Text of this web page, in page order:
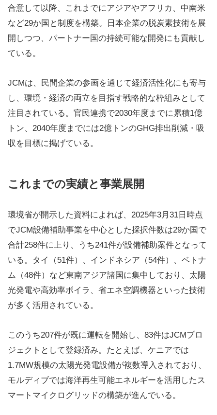
合意して以降、これまでにアジアやアフリカ、中南米
など29か国と制度を構築。日本企業の脱炭素技術を展
開しつつ、パートナー国の持続可能な開発にも貢献し
ている。
JCMは、民間企業の参画を通じて経済活性化にも寄与
し、環境・経済の両立を目指す戦略的な枠組みとして
注目されている。官民連携で2030年度までに累積1億
トン、2040年度までには2億トンのGHG排出削減・吸
収を目標に掲げている。
これまでの実績と事業展開
環境省が開示した資料によれば、2025年3月31日時点
でJCM設備補助事業を中心とした採択件数は29か国で
合計258件に上り、うち241件が設備補助案件となって
いる​。タイ（51件）、インドネシア（54件）、ベトナ
ム（48件）など東南アジア諸国に集中しており、太陽
光発電や高効率ボイラ、省エネ空調機器といった技術
が多く活用されている。
このうち207件が既に運転を開始し、83件はJCMプロ
ジェクトとして登録済み。たとえば、ケニアでは
1.7MW規模の太陽光発電設備が複数導入されており、
モルディブでは海洋再生可能エネルギーを活用したス
マートマイクログリッドの構築が進んでいる。